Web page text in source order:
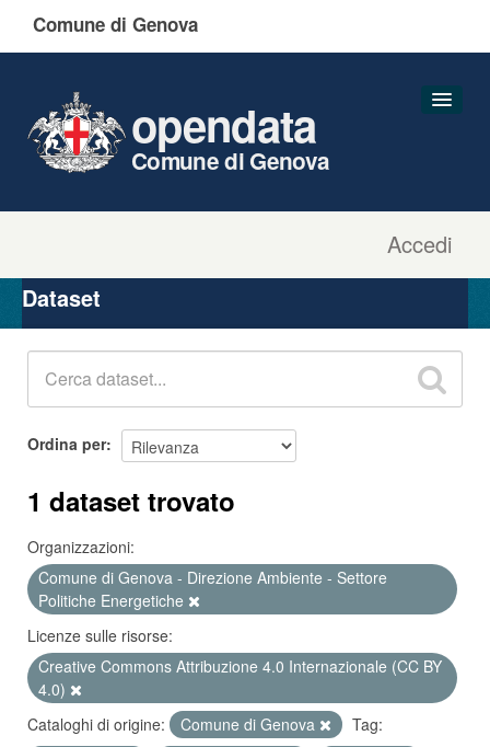
Comune di Genova
Accedi
opendata
Comune di Genova
Organizzazioni
Gruppi
Dataset
Ordina per
1 dataset trovato
Organizzazioni:
Comune di Genova - Direzione Ambiente - Settore
Politiche Energetiche
Licenze sulle risorse:
Creative Commons Attribuzione 4.0 Internazionale (CC BY
4.0)
Cataloghi di origine:
Comune di Genova
Tag: